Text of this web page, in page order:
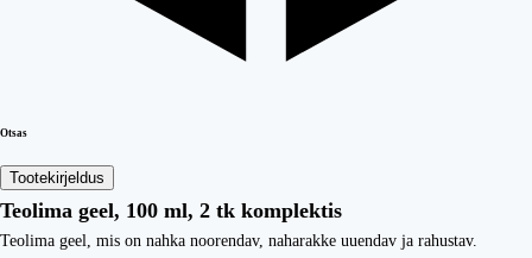
Otsas
Tootekirjeldus
Teolima geel, 100 ml, 2 tk komplektis
Teolima geel, mis on nahka noorendav, naharakke uuendav ja rahustav.